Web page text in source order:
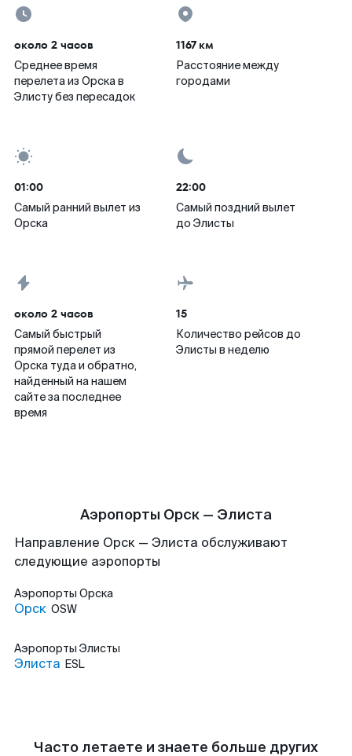
около 2 часов
Среднее время
перелета из Орска в
Элисту без пересадок
1167 км
Расстояние между
городами
01:00
Самый ранний вылет из
Орска
22:00
Самый поздний вылет
до Элисты
около 2 часов
Самый быстрый
прямой перелет из
Орска туда и обратно,
найденный на нашем
сайте за последнее
время
15
Количество рейсов до
Элисты в неделю
Аэропорты Орск — Элиста
Направление Орск — Элиста обслуживают
следующие аэропорты
Аэропорты Орска
Орск OSW
Аэропорты Элисты
Элиста ESL
Часто летаете и знаете больше других